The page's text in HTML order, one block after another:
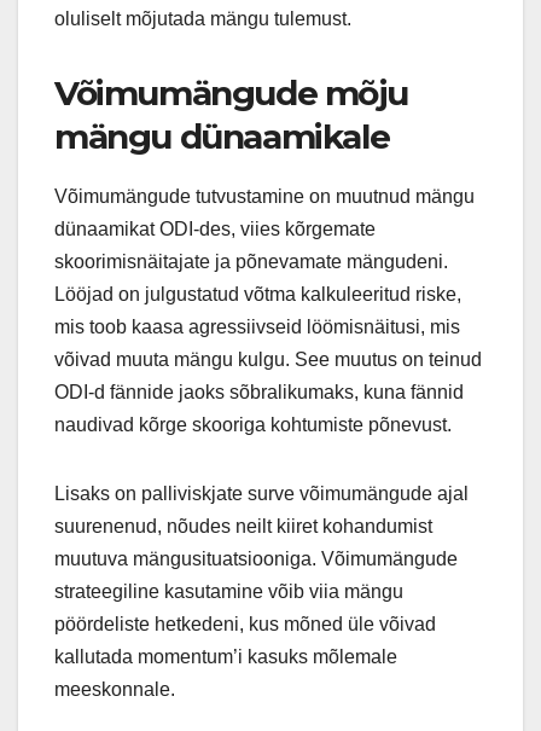
oluliselt mõjutada mängu tulemust.
Võimumängude mõju
mängu dünaamikale
Võimumängude tutvustamine on muutnud mängu
dünaamikat ODI-des, viies kõrgemate
skoorimisnäitajate ja põnevamate mängudeni.
Lööjad on julgustatud võtma kalkuleeritud riske,
mis toob kaasa agressiivseid löömisnäitusi, mis
võivad muuta mängu kulgu. See muutus on teinud
ODI-d fännide jaoks sõbralikumaks, kuna fännid
naudivad kõrge skooriga kohtumiste põnevust.
Lisaks on palliviskjate surve võimumängude ajal
suurenenud, nõudes neilt kiiret kohandumist
muutuva mängusituatsiooniga. Võimumängude
strateegiline kasutamine võib viia mängu
pöördeliste hetkedeni, kus mõned üle võivad
kallutada momentum’i kasuks mõlemale
meeskonnale.